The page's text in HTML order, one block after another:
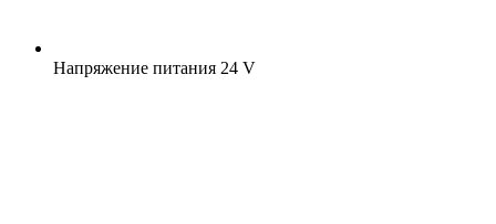
Напряжение питания 24 V